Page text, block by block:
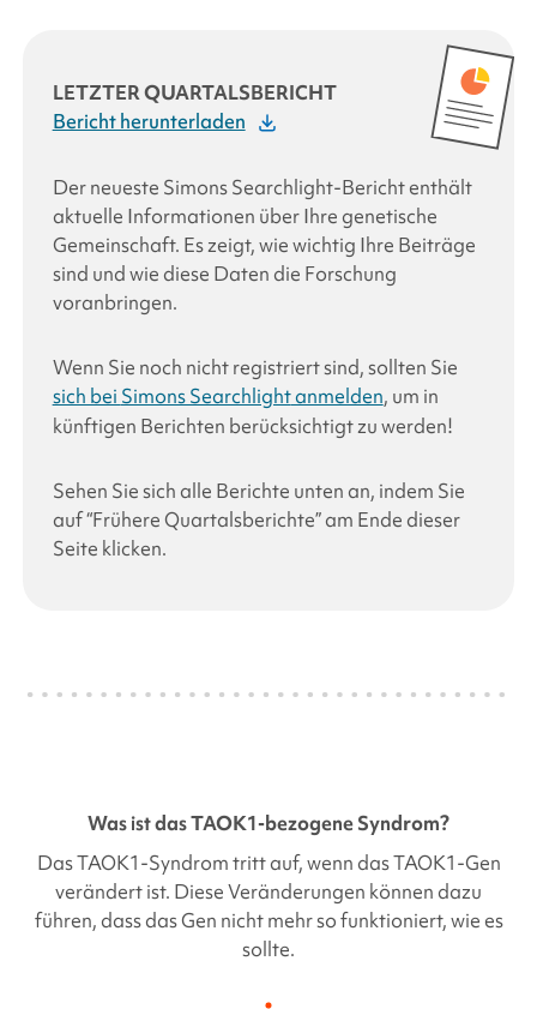
LETZTER QUARTALSBERICHT
Bericht herunterladen
Der neueste Simons Searchlight-Berichtenthält
aktuelle Informationen über Ihre genetische
Gemeinschaft. Es zeigt, wie wichtig Ihre Beiträge
sind und wie diese Daten die Forschung
voranbringen.
Wenn Sie noch nicht registriert sind, sollten Sie
sich bei Simons Searchlightanmelden, um in
künftigen Berichten berücksichtigt zu werden!
Sehen Sie sich alle Berichte unten an, indem Sie
auf “Frühere Quartalsberichte” am Ende dieser
Seite klicken.
Was ist dasTAOK1-bezogeneSyndrom?
DasTAOK1-Syndromtritt auf, wenn dasTAOK1-Gen
verändert ist. Diese Veränderungen können dazu
führen, dass das Gen nicht mehr so funktioniert, wie es
sollte.